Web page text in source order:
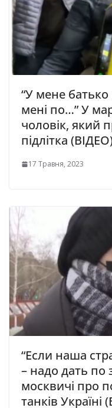
“У мене батько
мені по…” У
чоловік, який
підлітка
17 Травня, 2023
“Если наша
– надо дать по
москвичі про
танків Україні